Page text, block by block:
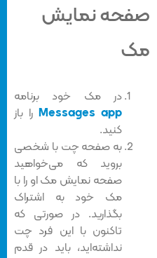
صفحه نمایش
مک
در مک خود برنامه
Messages appرا باز
کنید.
به صفحه چت با شخصی
بروید که می‌خواهید
صفحه نمایش مک او را با
مک خود به اشتراک
بگذارید. در صورتی که
تاکنون با این فرد چت
نداشته‌اید، باید در قدم